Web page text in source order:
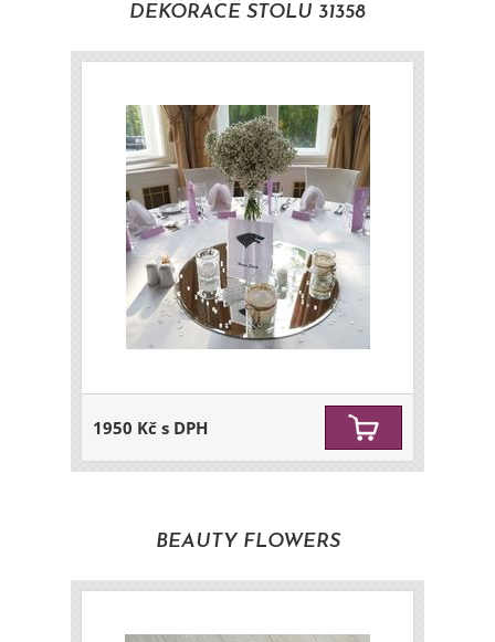
DEKORACE STOLU 31358
1950 Kč s DPH
BEAUTY FLOWERS